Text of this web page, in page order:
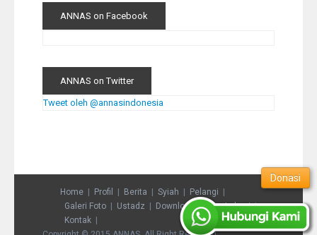
ANNAS on Facebook
ANNAS on Twitter
Tweet oleh @annasindonesia
Home Profil Berita Syiah
Pelangi
Galeri Foto
Ustadz Download
Peta Lokasi
Kontak
Donasi